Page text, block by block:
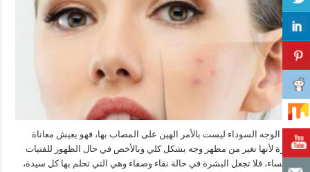
بقع الوجه السوداء ليست بالأمر الهين على المصاب بها، فهو يعيش معاناة
كبيرة لأنها تغير من مظهر وجه بشكل كلي وبالأخص في حال الظهور للفتيات
والنساء، فلا تجعل البشرة في حالة نقاء وصفاء وهي التي تحلم بها كل سيدة،